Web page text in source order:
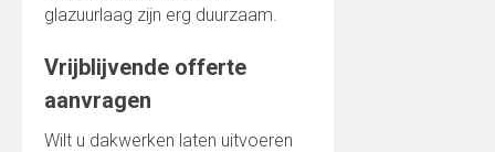
glazuurlaag zijn erg duurzaam.
Vrijblijvende offerte
aanvragen
Wilt u dakwerken laten uitvoeren